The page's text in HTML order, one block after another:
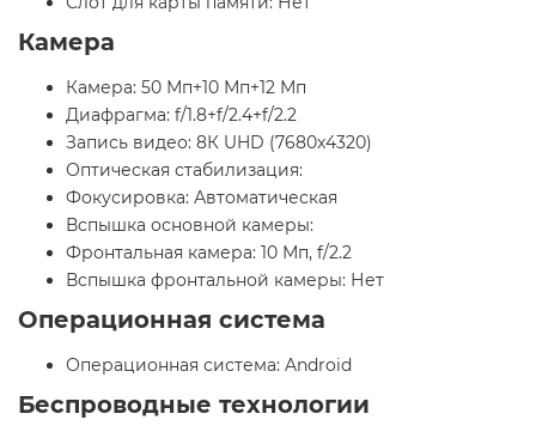
Камера
Камера: 50 Мп+10 Мп+12 Мп
Диафрагма: f/1.8+f/2.4+f/2.2
Запись видео: 8К UHD (7680x4320)
Оптическая стабилизация:
Фокусировка: Автоматическая
Вспышка основной камеры:
Фронтальная камера: 10 Мп, f/2.2
Вспышка фронтальной камеры: Нет
Операционная система
Операционная система: Android
Беспроводные технологии